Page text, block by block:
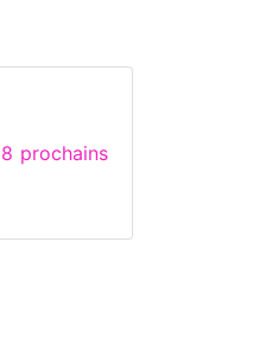
prochains